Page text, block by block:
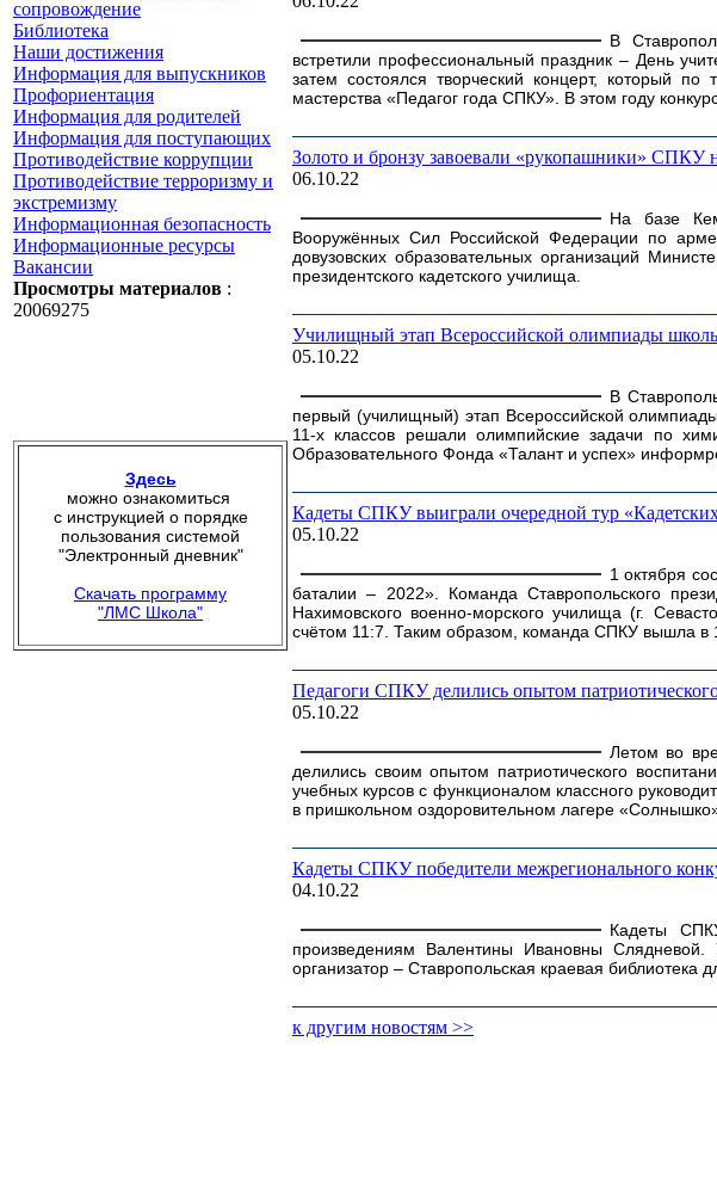
сопровождение
Библиотека
Наши достижения
Информация для выпускников
Профориентация
Информация для родителей
Информация для поступающих
Противодействие коррупции
Противодействие терроризму и
экстремизму
Информационная безопасность
Информационные ресурсы
Вакансии
Просмотры материалов :
20069275
Здесь
можно ознакомиться
с инструкцией о порядке
пользования системой
"Электронный дневник"
Скачать программу
"ЛМС Школа"
В
встретили профессиональный праздник – День
затем состоялся творческий концерт, который
мастерства «Педагог года СПКУ». В этом году
Золото и бронзу завоевали «рукопашники»
06.10.22
На базе
Вооружённых Сил Российской Федерации по
довузовских образовательных организаций
президентского кадетского училища.
Училищный этап Всероссийской олимпиады
05.10.22
В
первый (училищный) этап Всероссийской
11-х классов решали олимпийские задачи по
Образовательного Фонда «Талант и успех»
Кадеты СПКУ выиграли очередной тур
05.10.22
1 октября
баталии – 2022». Команда Ставропольского
Нахимовского военно-морского училища (г.
счётом 11:7. Таким образом, команда СПКУ вышла в
Педагоги СПКУ делились опытом
05.10.22
Летом во
делились своим опытом патриотического
учебных курсов с функционалом классного
в пришкольном оздоровительном лагере
Кадеты СПКУ победители межрегионального
04.10.22
Кадеты
произведениям Валентины Ивановны
организатор – Ставропольская краевая
к другим новостям >>